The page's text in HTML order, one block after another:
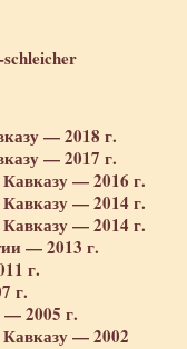
— 2018 г.
— 2017 г.
— 2016 г.
— 2014 г.
— 2014 г.
— 2013 г.
г.
г.
— 2005 г.
Кавказу — 2002